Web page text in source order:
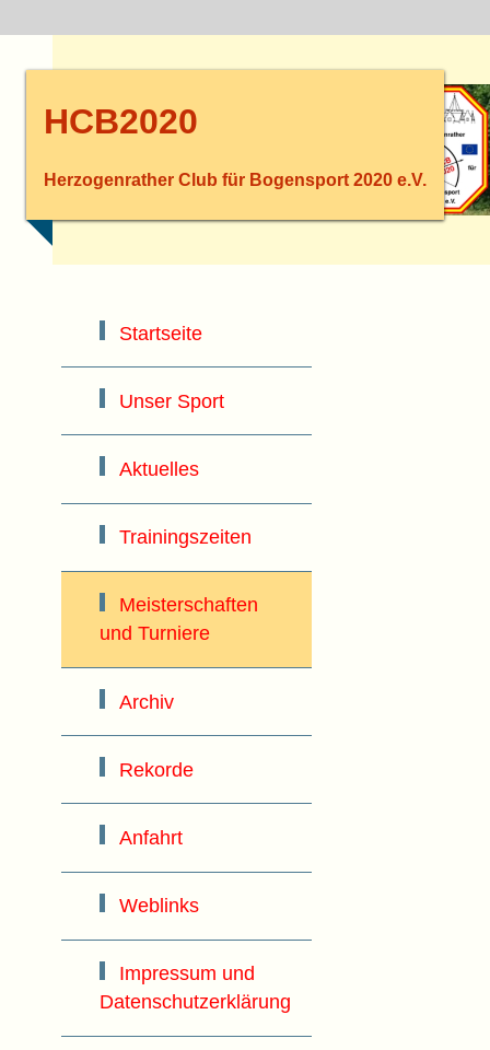
HCB2020
Herzogenrather Club für Bogensport 2020 e.V.
Startseite
Unser Sport
Aktuelles
Trainingszeiten
Meisterschaften
und Turniere
Archiv
Rekorde
Anfahrt
Weblinks
Impressum und
Datenschutzerklärung